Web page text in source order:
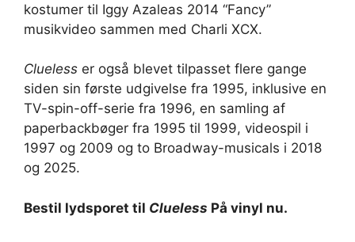
kostumer til Iggy Azaleas 2014 “Fancy”
musikvideo sammen med Charli XCX.
Clueless er også blevet tilpasset flere gange
siden sin første udgivelse fra 1995, inklusive en
TV-spin-off-serie fra 1996, en samling af
paperbackbøger fra 1995 til 1999, videospil i
1997 og 2009 og to Broadway-musicals i 2018
og 2025.
Bestil lydsporet til Clueless På vinyl nu.